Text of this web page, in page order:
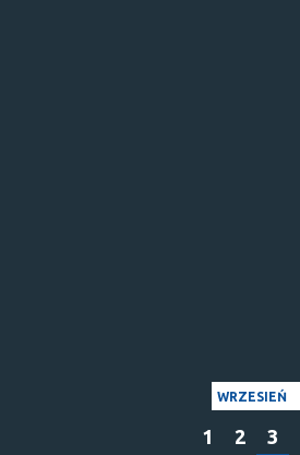
WRZESIEŃ
1 2 3